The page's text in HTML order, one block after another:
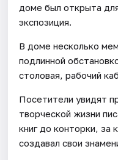
доме был открыта
экспозиция.
В доме несколько
подлинной
столовая, рабочий
Посетители увидят
творческой жизни
книг до конторки, за
создавал свои